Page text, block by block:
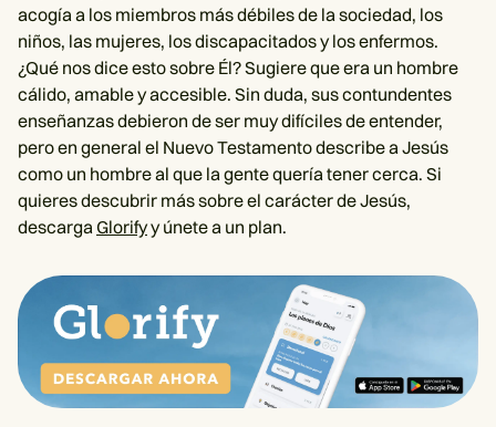
acogía a los miembros más débiles de la sociedad, los
niños, las mujeres, los discapacitados y los enfermos.
¿Qué nos dice esto sobre Él? Sugiere que era un hombre
cálido, amable y accesible. Sin duda, sus contundentes
enseñanzas debieron de ser muy difíciles de entender,
pero en general el Nuevo Testamento describe a Jesús
como un hombre al que la gente quería tener cerca. Si
quieres descubrir más sobre el carácter de Jesús,
descargaGlorifyy únete a un plan.